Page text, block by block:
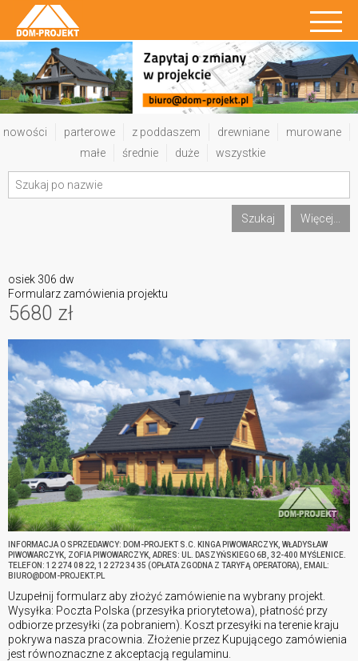
nowości parterowe z poddaszem drewniane
murowane
małe
średnie duże wszystkie
Szukaj Więcej...
5680 zł
osiek 306 dw
Formularz zamówienia projektu
INFORMACJA O SPRZEDAWCY: DOM-PROJEKT S.C. KINGA PIWOWARCZYK, WŁADYSŁAW
PIWOWARCZYK, ZOFIA PIWOWARCZYK, ADRES: UL. DASZYŃSKIEGO 6B, 32-400 MYŚLENICE.
TELEFON: 12 274 08 22, 12 272 34 35 (OPŁATA ZGODNA Z TARYFĄ OPERATORA), EMAIL:
BIURO@DOM-PROJEKT.PL
Uzupełnij formularz aby złożyć zamówienie na wybrany projekt.
Wysyłka: Poczta Polska (przesyłka priorytetowa), płatność przy
odbiorze przesyłki (za pobraniem). Koszt przesyłki na terenie kraju
pokrywa nasza pracownia. Złożenie przez Kupującego zamówienia
jest równoznaczne z akceptacją regulaminu.